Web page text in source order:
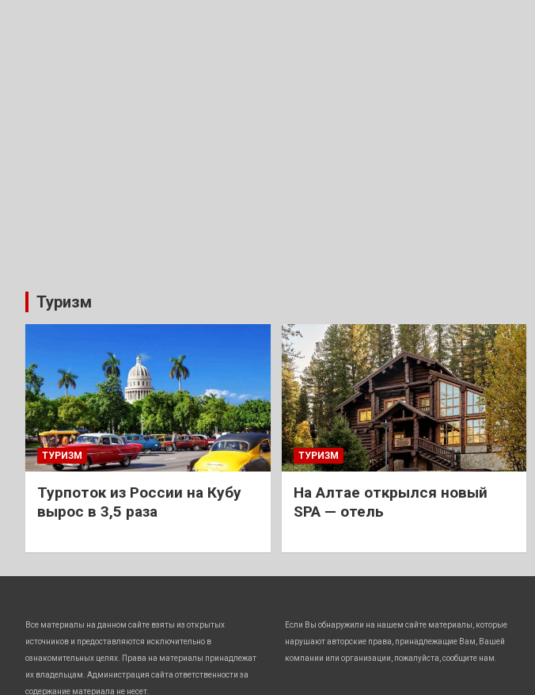
Туризм
ТУРИЗМ
Турпоток из России на Кубу
вырос в 3,5 раза
ТУРИЗМ
На Алтае открылся новый
SPA — отель
Все материалы на данном сайте взяты из открытых
источников и предоставляются исключительно в
ознакомительных целях. Права на материалы принадлежат
их владельцам. Администрация сайта ответственности за
содержание материала не несет.
Если Вы обнаружили на нашем сайте материалы, которые
нарушают авторские права, принадлежащие Вам, Вашей
компании или организации, пожалуйста, сообщите нам.